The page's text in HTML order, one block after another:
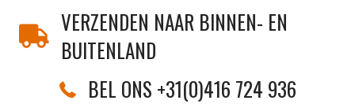
VERZENDEN NAAR BINNEN- EN
BUITENLAND
BEL ONS +31(0)416 724 936